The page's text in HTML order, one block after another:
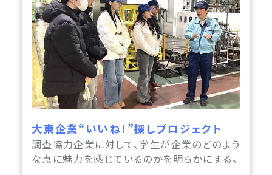
大東企業“いいね！”探しプロジェクト
調査協力企業に対して、学生が企業のどのよう
な点に魅力を感じているのかを明らかにする。